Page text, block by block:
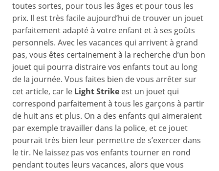
toutes sortes, pour tous les âges et pour tous les
prix. Il est très facile aujourd’hui de trouver un jouet
parfaitement adapté à votre enfant et à ses goûts
personnels. Avec les vacances qui arrivent à grand
pas, vous êtes certainement à la recherche d’un bon
jouet qui pourra distraire vos enfants tout au long
de la journée. Vous faites bien de vous arrêter sur
cet article, car le Light Strike est un jouet qui
correspond parfaitement à tous les garçons à partir
de huit ans et plus. On a des enfants qui aimeraient
par exemple travailler dans la police, et ce jouet
pourrait très bien leur permettre de s’exercer dans
le tir. Ne laissez pas vos enfants tourner en rond
pendant toutes leurs vacances, alors que vous